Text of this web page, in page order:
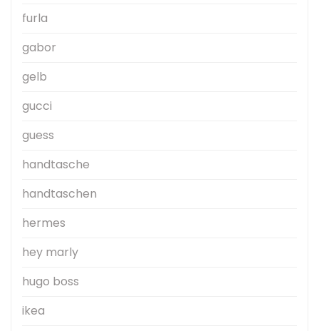
furla
gabor
gelb
gucci
guess
handtasche
handtaschen
hermes
hey marly
hugo boss
ikea